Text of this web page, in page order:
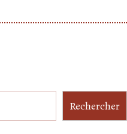
Rechercher